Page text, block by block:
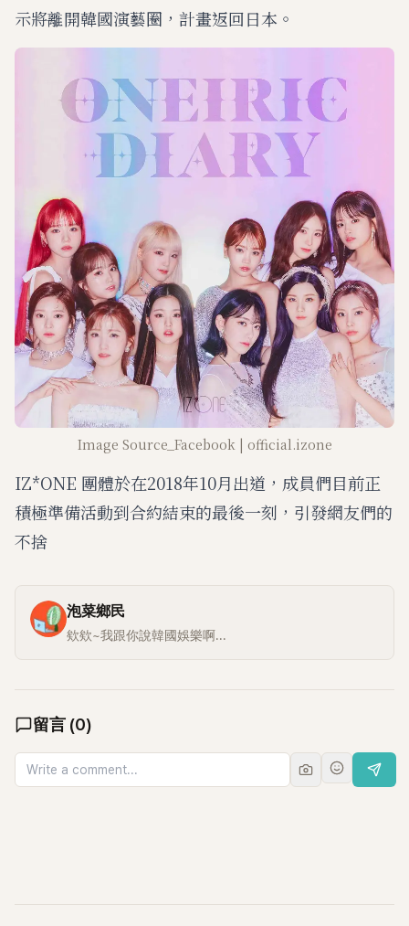
示將離開韓國演藝圈，計畫返回日本。
Image Source_Facebook | official.izone
IZ*ONE 團體於在2018年10月出道，成員們目前正
積極準備活動到合約結束的最後一刻，引發網友們的
不捨
泡菜鄉民
欸欸~我跟你說韓國娛樂啊...
留言 (0)